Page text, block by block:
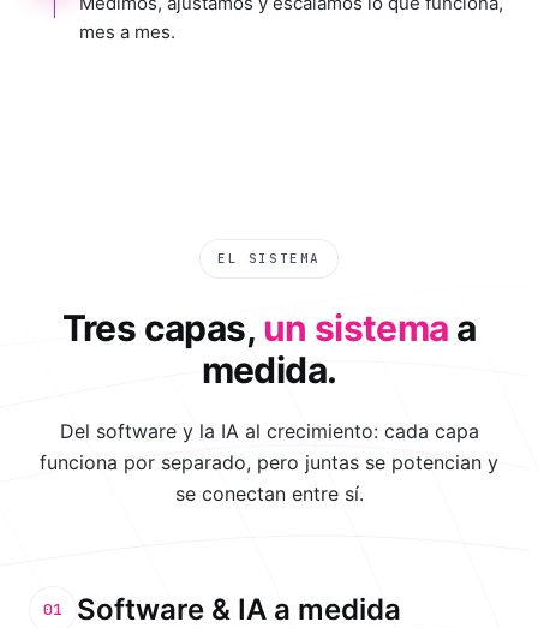
mes a mes.
EL SISTEMA
Tres capas, un sistema a
medida.
Del software y la IA al crecimiento: cada capa
funciona por separado, pero juntas se potencian y
se conectan entre sí.
01 Software & IA a medida